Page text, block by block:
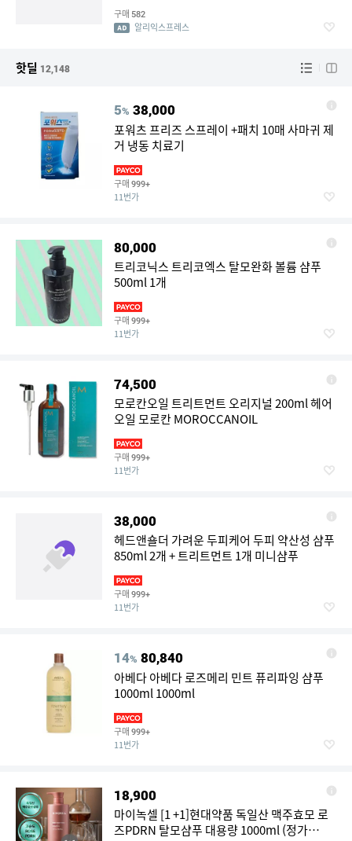
구매 582
알리익스프레스
핫딜 12,148
5% 38,000
포워츠 프리즈 스프레이 +패치 10매 사마귀 제
거 냉동 치료기
구매 999+
11번가
80,000
트리코닉스 트리코엑스 탈모완화 볼륨 샴푸
500ml 1개
구매 999+
11번가
74,500
모로칸오일 트리트먼트 오리지널 200ml 헤어
오일 모로칸 MOROCCANOIL
구매 999+
11번가
38,000
헤드앤숄더 가려운 두피케어 두피 약산성 샴푸
850ml 2개 + 트리트먼트 1개 미니샴푸
구매 999+
11번가
14% 80,840
아베다 아베다 로즈메리 민트 퓨리파잉 샴푸
1000ml 1000ml
구매 999+
11번가
18,900
마이녹셀 [1 +1]현대약품 독일산 맥주효모 로
즈PDRN 탈모샴푸 대용량 1000ml (정가